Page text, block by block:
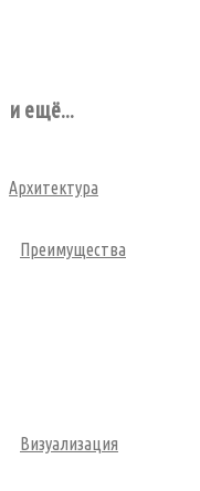
и ещё...
Архитектура
Преимущества
Визуализация